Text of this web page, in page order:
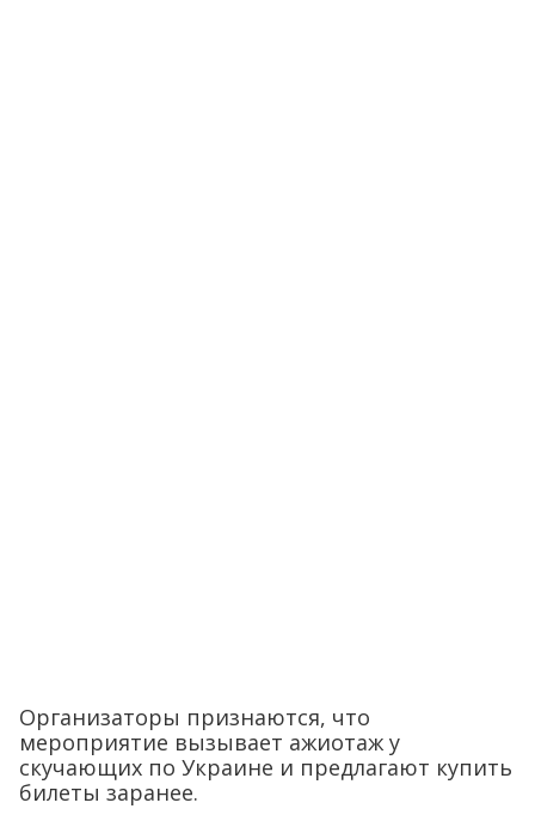
Организаторы признаются, что
мероприятие вызывает ажиотаж у
скучающих по Украине и предлагают купить
билеты заранее.